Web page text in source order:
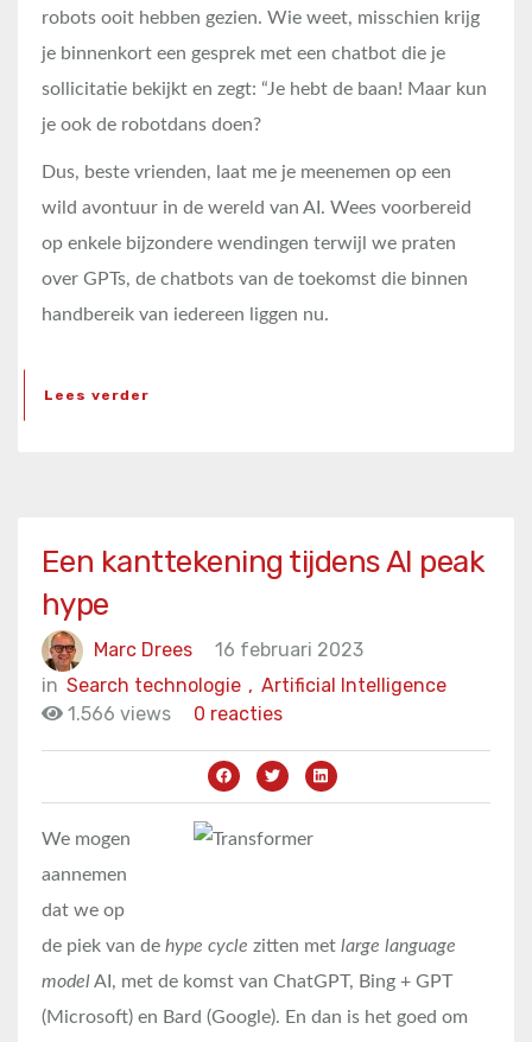
robots ooit hebben gezien. Wie weet, misschien krijg
je binnenkort een gesprek met een chatbot die je
sollicitatie bekijkt en zegt: “Je hebt de baan! Maar kun
je ook de robotdans doen?
Dus, beste vrienden, laat me je meenemen op een
wild avontuur in de wereld van AI. Wees voorbereid
op enkele bijzondere wendingen terwijl we praten
over GPTs, de chatbots van de toekomst die binnen
handbereik van iedereen liggen nu.
Lees verder
Een kanttekening tijdens AI peak
hype
Marc Drees
16 februari 2023
in
Artificial Intelligence
Search technologie ,
1.566 views
0 reacties
We mogen
aannemen
dat we op
de piek van de hype cycle zitten met large language
modelAI, met de komst van ChatGPT, Bing + GPT
(Microsoft) en Bard (Google). En dan is het goed om